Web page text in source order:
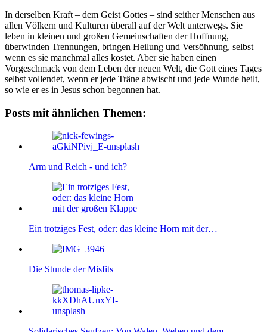
In derselben Kraft – dem Geist Gottes – sind seither Menschen aus
allen Völkern und Kulturen überall auf der Welt unterwegs. Sie
leben in kleinen und großen Gemeinschaften der Hoffnung,
überwinden Trennungen, bringen Heilung und Versöhnung, selbst
wenn es sie manchmal alles kostet. Aber sie haben einen
Vorgeschmack von dem Leben der neuen Welt, die Gott eines Tages
selbst vollendet, wenn er jede Träne abwischt und jede Wunde heilt,
so wie er es in Jesus schon begonnen hat.
Posts mit ähnlichen Themen:
Arm und Reich - und ich?
Ein trotziges Fest, oder: das kleine Horn mit der…
Die Stunde der Misfits